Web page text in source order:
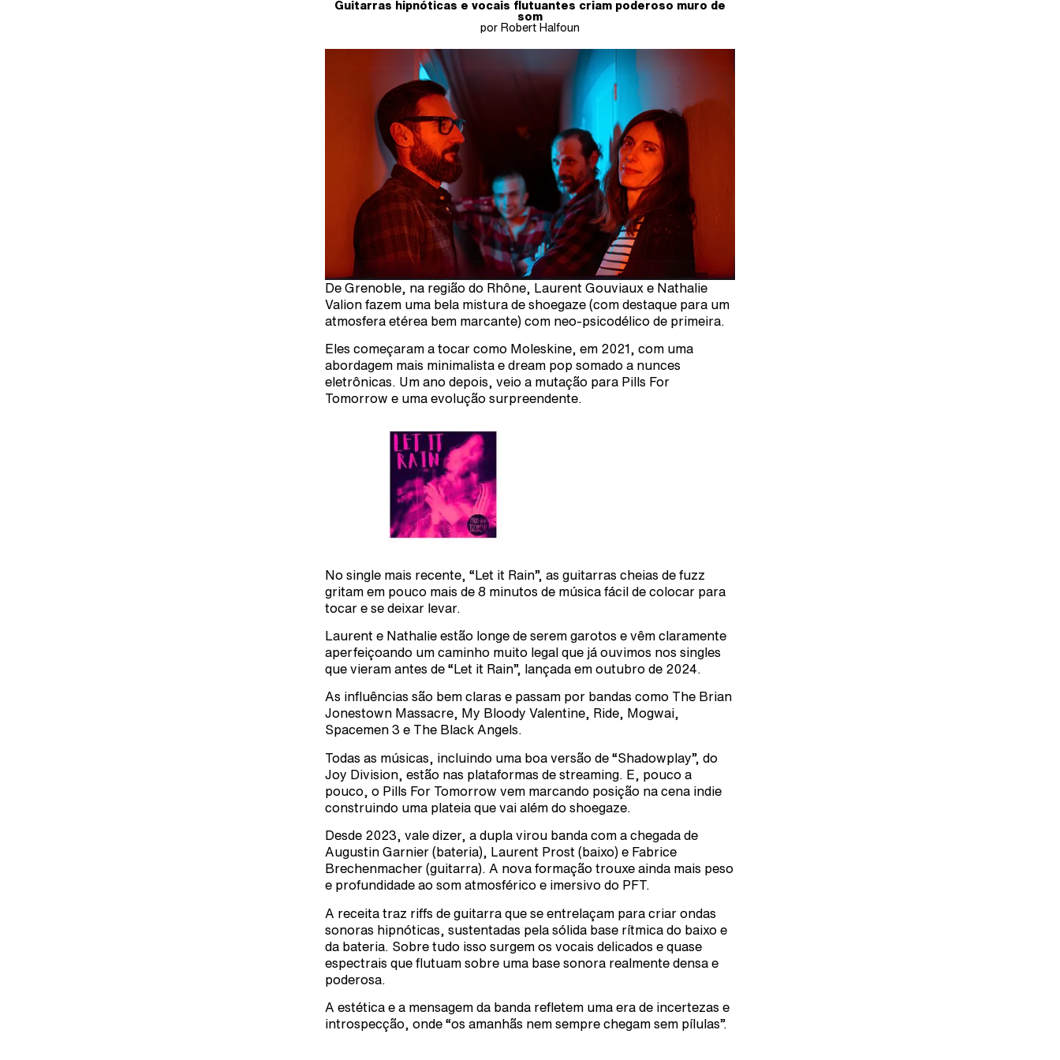
Guitarras hipnóticas e vocais flutuantes criam poderoso muro de
som
por Robert Halfoun
De Grenoble, na região do Rhône, Laurent Gouviaux e Nathalie
Valion fazem uma bela mistura de shoegaze (com destaque para um
atmosfera etérea bem marcante) com neo-psicodélico de primeira.
Eles começaram a tocar como Moleskine, em 2021, com uma
abordagem mais minimalista e dream pop somado a nunces
eletrônicas. Um ano depois, veio a mutação para Pills For
Tomorrow e uma evolução surpreendente.
No single mais recente, “Let it Rain”, as guitarras cheias de fuzz
gritam em pouco mais de 8 minutos de música fácil de colocar para
tocar e se deixar levar.
Laurent e Nathalie estão longe de serem garotos e vêm claramente
aperfeiçoando um caminho muito legal que já ouvimos nos singles
que vieram antes de “Let it Rain”, lançada em outubro de 2024.
As influências são bem claras e passam por bandas como The Brian
Jonestown Massacre, My Bloody Valentine, Ride, Mogwai,
Spacemen 3 e The Black Angels.
Todas as músicas, incluindo uma boa versão de “Shadowplay”, do
Joy Division, estão nas plataformas de streaming. E, pouco a
pouco, o Pills For Tomorrow vem marcando posição na cena indie
construindo uma plateia que vai além do shoegaze.
Desde 2023, vale dizer, a dupla virou banda com a chegada de
Augustin Garnier (bateria), Laurent Prost (baixo) e Fabrice
Brechenmacher (guitarra). A nova formação trouxe ainda mais peso
e profundidade ao som atmosférico e imersivo do PFT.
A receita traz riffs de guitarra que se entrelaçam para criar ondas
sonoras hipnóticas, sustentadas pela sólida base rítmica do baixo e
da bateria. Sobre tudo isso surgem os vocais delicados e quase
espectrais que flutuam sobre uma base sonora realmente densa e
poderosa.
A estética e a mensagem da banda refletem uma era de incertezas e
introspecção, onde “os amanhãs nem sempre chegam sem pílulas”.